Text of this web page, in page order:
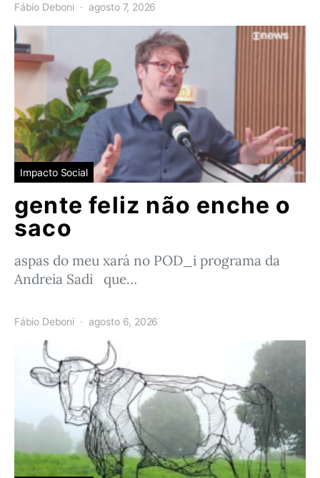
Fábio Deboni agosto 7, 2026
Impacto Social
gente feliz não enche o
saco
aspas do meu xará no POD_i programa da
Andreia Sadi que…
Fábio Deboni agosto 6, 2026